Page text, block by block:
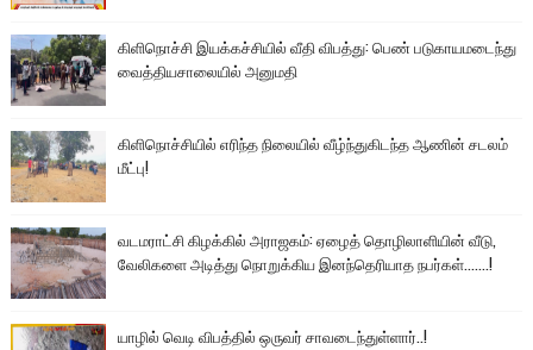
கிளிநொச்சி இயக்கச்சியில் வீதி விபத்து: பெண் படுகாயமடைந்து
வைத்தியசாலையில் அனுமதி
கிளிநொச்சியில் எரிந்த நிலையில் வீழ்ந்துகிடந்த ஆணின் சடலம்
மீட்பு!
வடமராட்சி கிழக்கில் அராஜகம்: ஏழைத் தொழிலாளியின் வீடு,
வேலிகளை அடித்து நொறுக்கிய இனந்தெரியாத நபர்கள்.......!
யாழில் வெடி விபத்தில் ஒருவர் சாவடைந்துள்ளார்..!